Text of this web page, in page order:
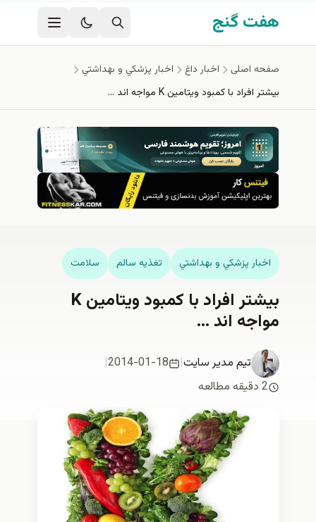
رفتن به محتوای اصلی
هفت گنج
صفحه اصلی اخبار داغ
اخبار پزشكي و بهداشتي
بيشتر افراد با کمبود ویتامین K مواجه اند …
اخبار پزشكي و بهداشتي تغذيه سالم سلامت
بيشتر افراد با کمبود ویتامین K
مواجه اند …
تیم مدیر سایت|
2014-01-18
|
2 دقیقه مطالعه